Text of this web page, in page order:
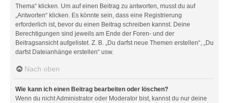
Thema“ klicken. Um auf einen Beitrag zu antworten, musst du auf
„Antworten“ klicken. Es könnte sein, dass eine Registrierung
erforderlich ist, bevor du einen Beitrag schreiben kannst. Deine
Berechtigungen sind jeweils am Ende der Foren- und der
Beitragsansicht aufgelistet. Z. B. „Du darfst neue Themen erstellen“, „Du
darfst Dateianhänge erstellen“ usw.
Nach oben
Wie kann ich einen Beitrag bearbeiten oder löschen?
Wenn du nicht Administrator oder Moderator bist, kannst du nur deine